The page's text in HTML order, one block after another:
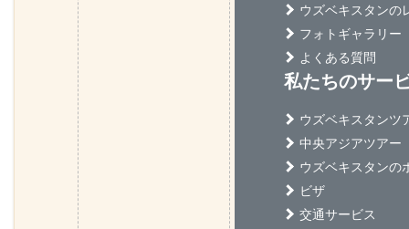
ウズベキスタンの
フォトギャラリー
よくある質問
私たちのサー
ウズベキスタンツ
中央アジアツアー
ウズベキスタンの
ビザ
交通サービス